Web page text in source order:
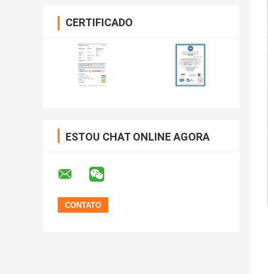
CERTIFICADO
ESTOU CHAT ONLINE AGORA